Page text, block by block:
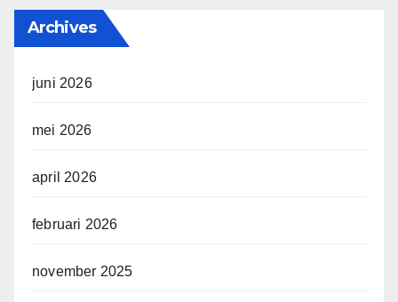
Archives
juni 2026
mei 2026
april 2026
februari 2026
november 2025